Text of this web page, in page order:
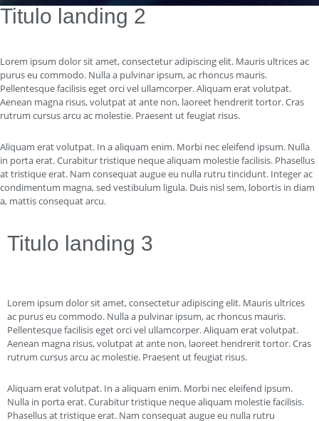
Titulo landing 2
Lorem ipsum dolor sit amet, consectetur adipiscing elit. Mauris ultrices ac
purus eu commodo. Nulla a pulvinar ipsum, ac rhoncus mauris.
Pellentesque facilisis eget orci vel ullamcorper. Aliquam erat volutpat.
Aenean magna risus, volutpat at ante non, laoreet hendrerit tortor. Cras
rutrum cursus arcu ac molestie. Praesent ut feugiat risus.
Aliquam erat volutpat. In a aliquam enim. Morbi nec eleifend ipsum. Nulla
in porta erat. Curabitur tristique neque aliquam molestie facilisis. Phasellus
at tristique erat. Nam consequat augue eu nulla rutru tincidunt. Integer ac
condimentum magna, sed vestibulum ligula. Duis nisl sem, lobortis in diam
a, mattis consequat arcu.
Titulo landing 3
Lorem ipsum dolor sit amet, consectetur adipiscing elit. Mauris ultrices
ac purus eu commodo. Nulla a pulvinar ipsum, ac rhoncus mauris.
Pellentesque facilisis eget orci vel ullamcorper. Aliquam erat volutpat.
Aenean magna risus, volutpat at ante non, laoreet hendrerit tortor. Cras
rutrum cursus arcu ac molestie. Praesent ut feugiat risus.
Aliquam erat volutpat. In a aliquam enim. Morbi nec eleifend ipsum.
Nulla in porta erat. Curabitur tristique neque aliquam molestie facilisis.
Phasellus at tristique erat. Nam consequat augue eu nulla rutru